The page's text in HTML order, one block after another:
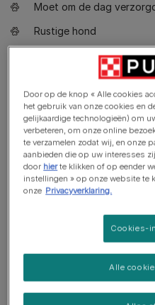
Moet om de dag
Rustige hond
Geen waakhond
Gaat goed samen met
Door op de knop « Alle cookies
het gebruik van onze cookies en
gelijkaardige technologieën) om
verbeteren, om onze online
te verzamelen zodat wij, en onze
aanbieden die op uw interesses
door hierte klikken of op eender
instellingen » op onze website te
onze Privacyverklaring.
Cookies-
Alle